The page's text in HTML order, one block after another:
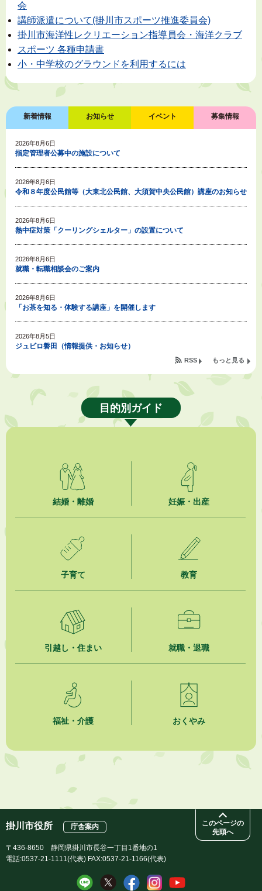
会
講師派遣について(掛川市スポーツ推進委員会)
掛川市海洋性レクリエーション指導員会・海洋クラブ
スポーツ 各種申請書
小・中学校のグラウンドを利用するには
新着情報 お知らせ イベント 募集情報
2026年8月6日
指定管理者公募中の施設について
2026年8月6日
令和８年度公民館等（大東北公民館、大須賀中央公民館）講座のお知らせ
2026年8月6日
熱中症対策「クーリングシェルター」の設置について
2026年8月6日
就職・転職相談会のご案内
2026年8月6日
「お茶を知る・体験する講座」を開催します
2026年8月5日
ジュビロ磐田（情報提供・お知らせ）
2026年8月5日
掛川市広告入り窓口封筒無償提供者募集
【日本DX大賞2026】ポスターセッション最優秀賞を受賞しました！
市民の勇気ある応急手当に感謝状を贈呈しました
夏季休暇期間 開業医等診療予定
「水道カルテ」の公表について
企業版ふるさと納税（地方創生応援税制）のお願い
【参加者募集】プロ棋士から学ぼう！はじめての将棋教室
2026年8月1日
市民活動カレンダー（リスト形式）
2026年8月1日
2026年8月1日
市議会だより 第100号 (令和8年8月1日発行)を掲載しました
もっと見る
RSS
目的別ガイド
結婚・離婚 妊娠・出産
子育て 教育
引越し・住まい 就職・退職
福祉・介護 おくやみ
このページの
先頭へ
掛川市役所 庁舎案内
〒436-8650 静岡県掛川市長谷一丁目1番地の1
電話:0537-21-1111(代表) FAX:0537-21-1166(代表)